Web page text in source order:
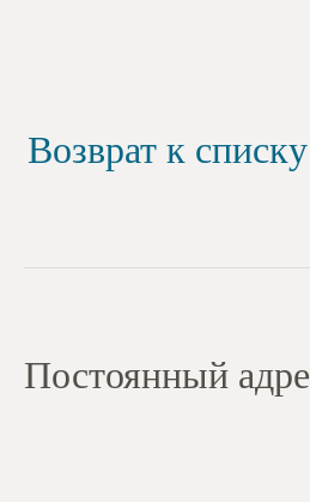
Возврат к
Постоянный